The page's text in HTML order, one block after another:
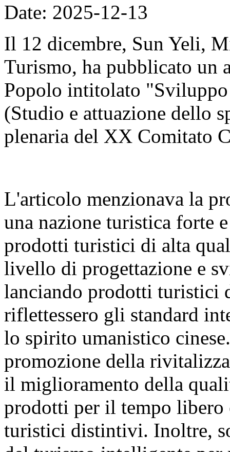
Date: 2025-12-13
Il 12 dicembre, Sun Yeli,
Turismo, ha pubblicato un
Popolo intitolato
(Studio e attuazione dello
plenaria del XX Comitato
L'articolo menzionava la
una nazione turistica forte
prodotti turistici di alta
livello di progettazione e
lanciando prodotti turistici
riflettessero gli standard
lo spirito umanistico
promozione della
il miglioramento della
prodotti per il tempo libero
turistici distintivi. Inoltre,